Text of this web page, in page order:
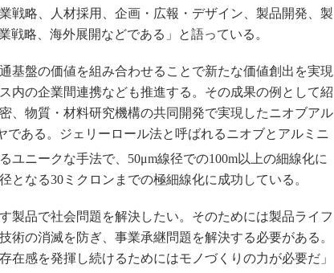
戦略、人材採用、企画・広報・デザイン、製品開発、製
戦略、海外展開などである」と語っている。
基盤の価値を組み合わせることで新たな価値創出を実現
内の企業間連携なども推進する。その成果の例として紹
、物質・材料研究機構の共同開発で実現したニオブアル
である。ジェリーロール法と呼ばれるニオブとアルミニ
ユニークな手法で、50μm線径での100m以上の細線化に
となる30ミクロンまでの極細線化に成功している。
製品で社会問題を解決したい。そのためには製品ライフ
術の消滅を防ぎ、事業承継問題を解決する必要がある。
在感を発揮し続けるためにはモノづくりの力が必要だ」